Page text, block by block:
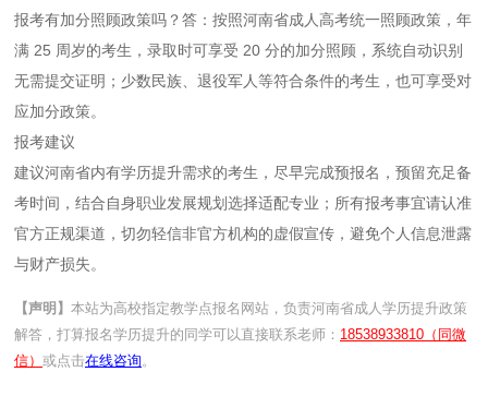
报考有加分照顾政策吗？答：按照河南省成人高考统一照顾政策，年
满 25 周岁的考生，录取时可享受 20 分的加分照顾，系统自动识别
无需提交证明；少数民族、退役军人等符合条件的考生，也可享受对
应加分政策。
报考建议
建议河南省内有学历提升需求的考生，尽早完成预报名，预留充足备
考时间，结合自身职业发展规划选择适配专业；所有报考事宜请认准
官方正规渠道，切勿轻信非官方机构的虚假宣传，避免个人信息泄露
与财产损失。
【声明】 本站为高校指定教学点报名网站，负责河南省成人学历提升政策
解答，打算报名学历提升的同学可以直接联系老师： 18538933810（同微
信） 或点击在线咨询。